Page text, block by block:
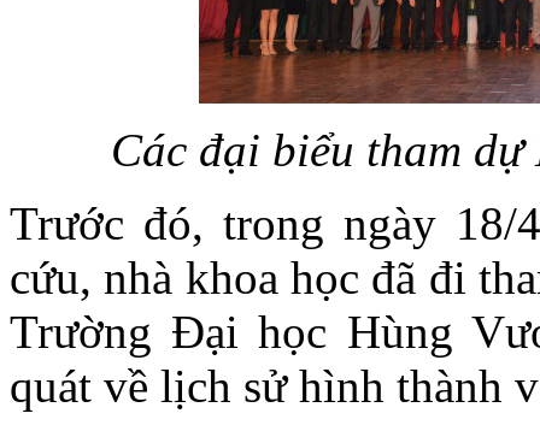
Các đại biểu tham
Trước đó, trong ngày 18/
cứu, nhà khoa học đã đi
Trường Đại học Hùng
quát về lịch sử hình thành